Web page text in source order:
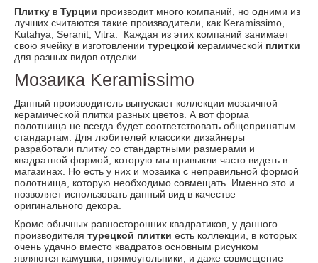
Плитку в Турции производит много компаний, но одними из
лучших считаются такие производители, как Keramissimo,
Kutahya, Seranit, Vitra. Каждая из этих компаний занимает
свою ячейку в изготовлении турецкой керамической плитки
для разных видов отделки.
Мозаика Keramissimo
Данный производитель выпускает коллекции мозаичной
керамической плитки разных цветов. А вот форма
полотнища не всегда будет соответствовать общепринятым
стандартам. Для любителей классики дизайнеры
разработали плитку со стандартными размерами и
квадратной формой, которую мы привыкли часто видеть в
магазинах. Но есть у них и мозаика с неправильной формой
полотнища, которую необходимо совмещать. Именно это и
позволяет использовать данный вид в качестве
оригинального декора.
Кроме обычных равносторонних квадратиков, у данного
производителя турецкой плитки есть коллекции, в которых
очень удачно вместо квадратов основным рисунком
являются камушки, прямоугольники, и даже совмещение